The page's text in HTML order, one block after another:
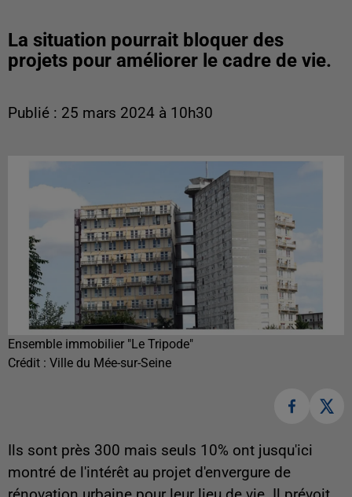
La situation pourrait bloquer des
projets pour améliorer le cadre de vie.
Publié : 25 mars 2024 à 10h30
Ensemble immobilier "Le Tripode"
Crédit : Ville du Mée-sur-Seine
Ils sont près 300 mais seuls 10% ont jusqu'ici
montré de l'intérêt au projet d'envergure de